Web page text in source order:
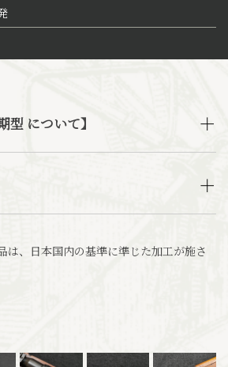
型 について】
、日本国内の基準に準じた加工が施さ